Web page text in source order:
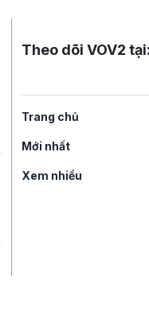
Mạng xã
Theo dõi VOV2 tại:
Trang chủ
Mới nhất
Xem nhiều